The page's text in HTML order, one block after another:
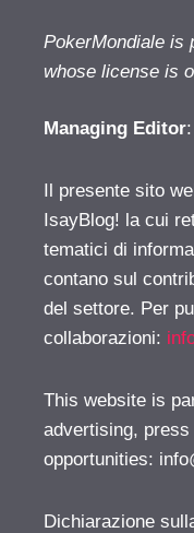
PokerMondiale is
whose license is
Managing Editor
Il presente sito
IsayBlog! la cui
tematici di
contano sul
del settore. Per
collaborazioni:
This website is
advertising,
opportunities:
Dichiarazione